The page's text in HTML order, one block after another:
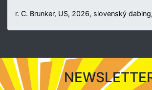
r. C. Brunker, US, 2026, slovenský